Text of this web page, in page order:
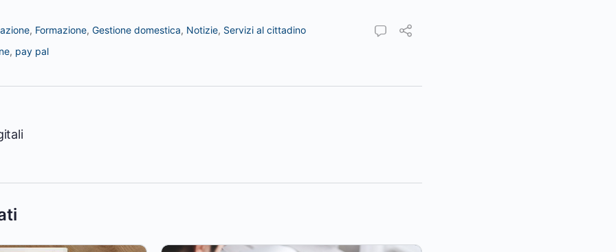
, Formazione, Gestione domestica, Notizie, Servizi al cittadino
, pay pal